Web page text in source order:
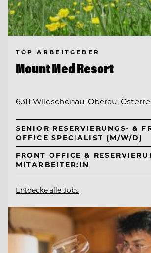
TOP ARBEITGEBER
Mount Med Resort
6311 Wildschönau-Oberau,
SENIOR RESERVIERUNGS- &
OFFICE SPECIALIST (M/W/D)
FRONT OFFICE &
MITARBEITER:IN
Entdecke alle Jobs